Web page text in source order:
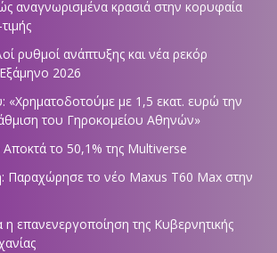
αναγνωρισμένα κρασιά στην κορυφαία
ρυθμοί ανάπτυξης και νέα ρεκόρ
2026
«Χρηματοδοτούμε με 1,5 εκατ. ευρώ την
του Γηροκομείου Αθηνών»
το 50,1% της Multiverse
Παραχώρησε το νέο Maxus T60 Max στην
επανενεργοποίηση της Κυβερνητικής